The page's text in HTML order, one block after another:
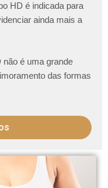
HD é indicada para
ainda mais a
não é uma grande
das formas